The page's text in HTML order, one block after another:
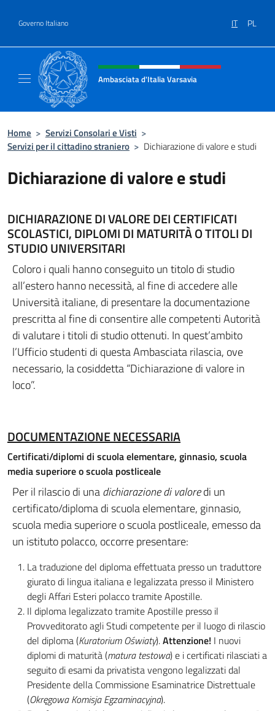
Governo Italiano IT PL
Intestazione sito, social e menù
Ambasciata d'Italia Varsavia
Home > Servizi Consolari e Visti >
Servizi per il cittadino straniero > Dichiarazione di valore e studi
Dichiarazione di valore e studi
DICHIARAZIONE DI VALOREDEI CERTIFICATI
SCOLASTICI, DIPLOMI DI MATURITÀ O TITOLI DI
STUDIO UNIVERSITARI
Coloro i quali hanno conseguito un titolo di studio
all’estero hanno necessità, al fine di accedere alle
Università italiane, di presentare la documentazione
prescritta al fine di consentire alle competenti Autorità
di valutare i titoli di studio ottenuti. In quest’ambito
l’Ufficio studenti di questa Ambasciata rilascia, ove
necessario, la cosiddetta “Dichiarazione di valore in
loco”.
DOCUMENTAZIONE NECESSARIA
Certificati/diplomi di scuola elementare, ginnasio, scuola
media superiore o scuola postliceale
Per il rilascio di unadichiarazione di valoredi un
certificato/diploma di scuola elementare, ginnasio,
scuola media superiore o scuola postliceale, emesso da
un istituto polacco, occorre presentare:
La traduzione del diploma effettuata presso un traduttore
giurato di lingua italiana e legalizzata presso il Ministero
degli Affari Esteri polacco tramite Apostille.
Il diploma legalizzato tramite Apostille presso il
Provveditorato agli Studi competente per il luogo di rilascio
del diploma (Kuratorium Oświaty).Attenzione! I nuovi
diplomi di maturità (matura testowa) e i certificati rilasciati a
seguito di esami da privatista vengono legalizzati dal
Presidente della Commissione Esaminatrice Distrettuale
(Okręgowa Komisja Egzaminacyjna).